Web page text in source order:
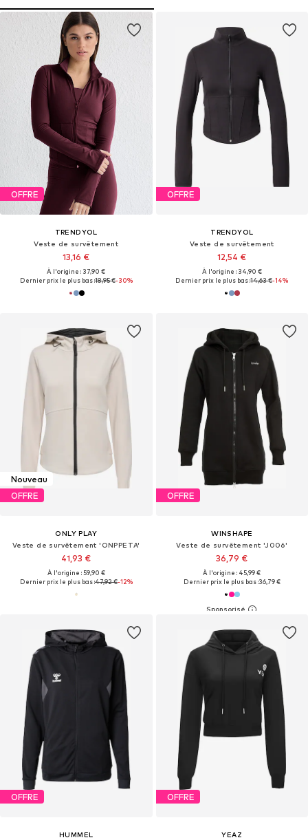
OFFRE
TRENDYOL
Veste de survêtement
13,16 €
À l'origine : 37,90 €
Dernier prix le plus bas :18,95 €-30%
OFFRE
TRENDYOL
Veste de survêtement
12,54 €
À l'origine : 34,90 €
Dernier prix le plus bas :14,63 €-14%
Nouveau
OFFRE
ONLY PLAY
Veste de survêtement 'ONPPETA'
41,93 €
À l'origine : 59,90 €
Dernier prix le plus bas :47,92 €-12%
OFFRE
WINSHAPE
Veste de survêtement 'J006'
36,79 €
À l'origine : 45,99 €
Dernier prix le plus bas :36,79 €
OFFRE
HUMMEL
OFFRE
YEAZ